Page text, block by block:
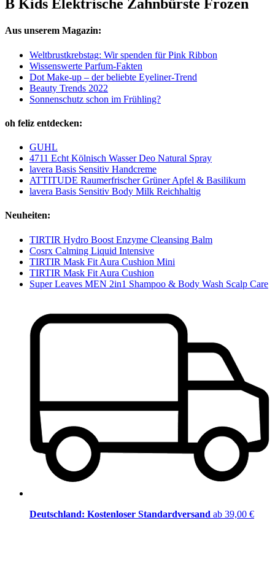
B Kids Elektrische Zahnbürste Frozen
Aus unserem Magazin:
Weltbrustkrebstag: Wir spenden für Pink Ribbon
Wissenswerte Parfum-Fakten
Dot Make-up – der beliebte Eyeliner-Trend
Beauty Trends 2022
Sonnenschutz schon im Frühling?
oh feliz entdecken:
GUHL
4711 Echt Kölnisch Wasser Deo Natural Spray
lavera Basis Sensitiv Handcreme
ATTITUDE Raumerfrischer Grüner Apfel & Basilikum
lavera Basis Sensitiv Body Milk Reichhaltig
Neuheiten:
TIRTIR Hydro Boost Enzyme Cleansing Balm
Cosrx Calming Liquid Intensive
TIRTIR Mask Fit Aura Cushion Mini
TIRTIR Mask Fit Aura Cushion
Super Leaves MEN 2in1 Shampoo & Body Wash Scalp Care
Deutschland: Kostenloser Standardversand ab 39,00 €